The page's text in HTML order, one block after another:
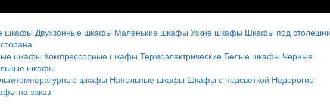
шкафы Двухзонные шкафы Маленькие шкафы Узкие шкафы Шкафы под
шкафы Компрессорные шкафы Термоэлектрические Белые шкафы Черные
шкафы
шкафы Напольные шкафы Шкафы с подсветкой Недорогие
на заказ
Шкафы из дерева
Встраиваемые шкафы
Двухзонные шкафы
Маленькие шкафы
Узкие шкафы
Шкафы под столешницу
Шкафы для дома
Шкафы для ресторана